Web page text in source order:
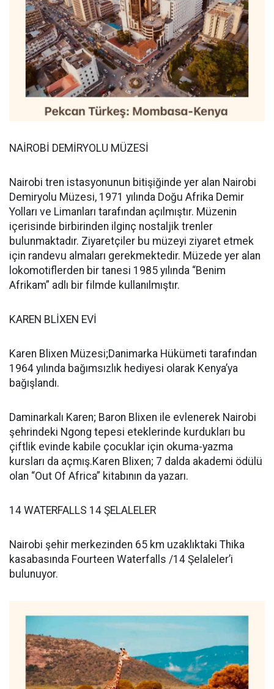
NAİROBİ DEMİRYOLU MÜZESİ
Nairobi tren istasyonunun bitişiğinde yer alan Nairobi
Demiryolu Müzesi, 1971 yılında Doğu Afrika Demir
Yolları ve Limanları tarafından açılmıştır. Müzenin
içerisinde birbirinden ilginç nostaljik trenler
bulunmaktadır. Ziyaretçiler bu müzeyi ziyaret etmek
için randevu almaları gerekmektedir. Müzede yer alan
lokomotiflerden bir tanesi 1985 yılında “Benim
Afrikam” adlı bir filmde kullanılmıştır.
KAREN BLİXEN EVİ
Karen Blixen Müzesi;Danimarka Hükümeti tarafından
1964 yılında bağımsızlık hediyesi olarak Kenya’ya
bağışlandı.
Daminarkalı Karen; Baron Blixen ile evlenerek Nairobi
şehrindeki Ngong tepesi eteklerinde kurdukları bu
çiftlik evinde kabile çocuklar için okuma-yazma
kursları da açmış.Karen Blixen; 7 dalda akademi ödülü
olan “Out Of Africa” kitabının da yazarı.
14 WATERFALLS 14 ŞELALELER
Nairobi şehir merkezinden 65 km uzaklıktaki Thika
kasabasında Fourteen Waterfalls /14 Şelaleler’i
bulunuyor.